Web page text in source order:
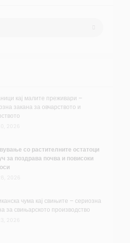
кај малите преживари –
закана за овчарството и
со растителните остатоци
за поздрава почва и повисоки
чума кај свињите – сериозна
за свињарското производство